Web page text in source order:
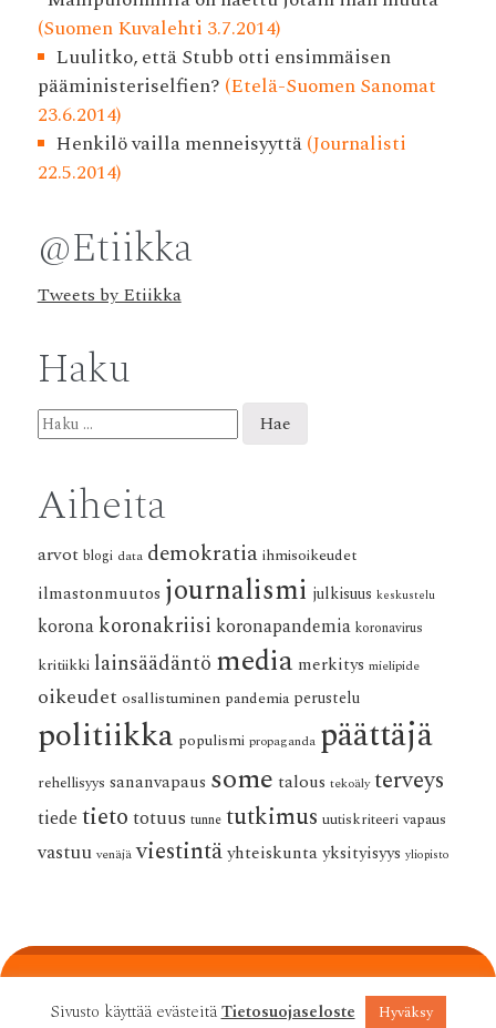
(Suomen Kuvalehti 3.7.2014)
Luulitko, että Stubb otti ensimmäisen
pääministeriselfien? (Etelä-Suomen Sanomat
23.6.2014)
Henkilö vailla menneisyyttä(Journalisti
22.5.2014)
@Etiikka
Tweets by Etiikka
Haku
Haku:
Aiheita
arvot blogi data demokratia ihmisoikeudet
ilmastonmuutos journalismi julkisuus keskustelu
korona koronakriisi koronapandemia koronavirus
kritiikki lainsäädäntö media merkitys mielipide
oikeudet osallistuminen pandemia perustelu
politiikka populismi propaganda päättäjä
rehellisyys sananvapaus some talous tekoäly terveys
tiede tieto totuus tunne tutkimus uutiskriteeri vapaus
vastuu venäjä viestintäyhteiskuntayksityisyys yliopisto
Sivusto käyttää evästeitäTietosuojaseloste Hyväksy